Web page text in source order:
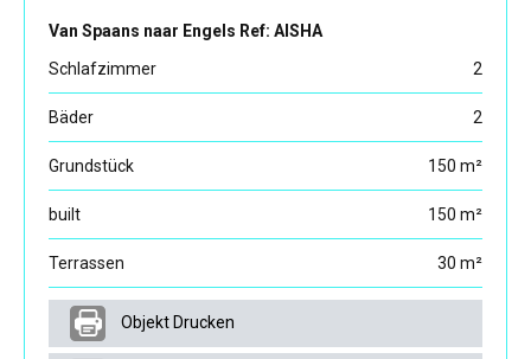
Van Spaans naar Engels Ref: AISHA
Schlafzimmer
2
Bäder 2
Grundstück 150 m²
built 150 m²
Terrassen 30 m²
Objekt Drucken